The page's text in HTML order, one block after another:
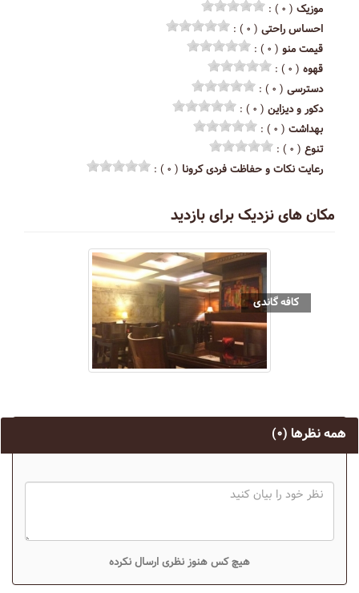
موزیک ( ۰ ) :
احساس راحتی ( ۰ ) :
قیمت منو ( ۰ ) :
قهوه ( ۰ ) :
دسترسی ( ۰ ) :
دکور و دیزاین ( ۰ ) :
بهداشت ( ۰ ) :
تنوع ( ۰ ) :
رعایت نکات و حفاظت فردی کرونا ( ۰ ) :
مکان های نزدیک برای بازدید
کافه گاندی
همه نظرها (۰)
هیچ کس هنوز نظری ارسال نکرده